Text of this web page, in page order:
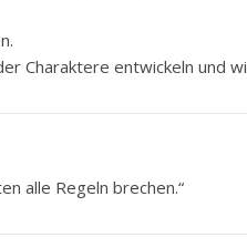
Charaktere entwickeln und
alle Regeln brechen.“